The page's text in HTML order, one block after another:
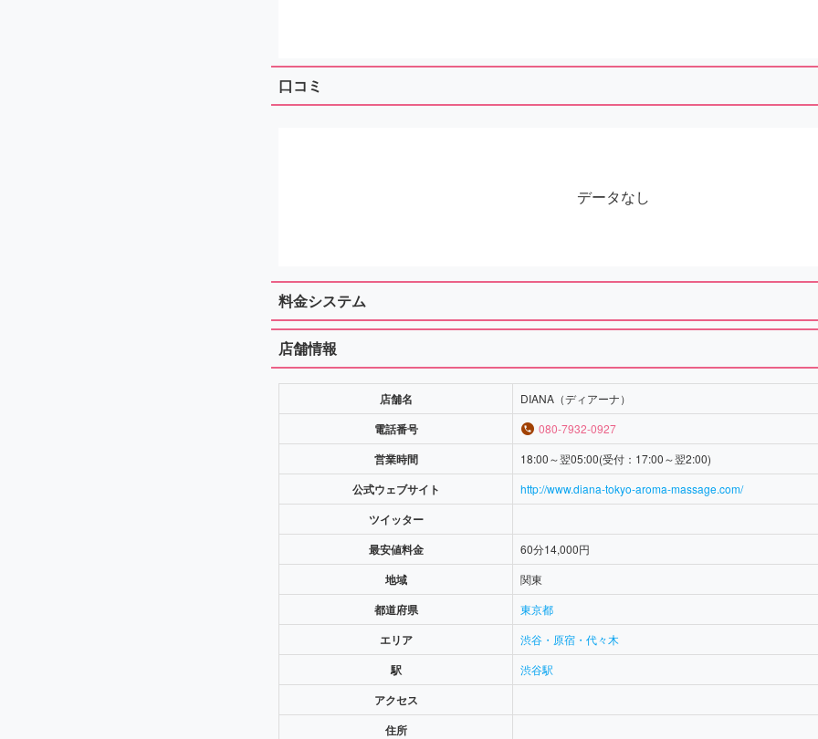
口コミ
データなし
料金システム
店舗情報
店舗名 DIANA（ディアーナ）
電話番号 080-7932-0927
営業時間 18:00～翌05:00(受付：17:00～翌2:00)
公式ウェブサイト http://www.diana-tokyo-aroma-massage.com/
ツイッター
最安値料金
60分14,000円
地域 関東
都道府県 東京都
エリア 渋谷・原宿・代々木
駅 渋谷駅
アクセス
住所